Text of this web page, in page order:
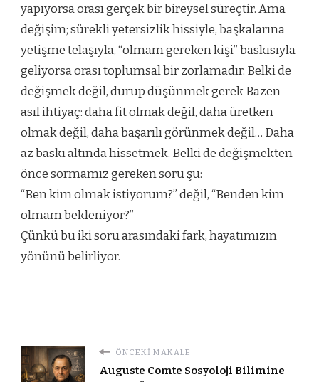
yapıyorsa orası gerçek bir bireysel süreçtir. Ama
değişim; sürekli yetersizlik hissiyle, başkalarına
yetişme telaşıyla, “olmam gereken kişi” baskısıyla
geliyorsa orası toplumsal bir zorlamadır. Belki de
değişmek değil, durup düşünmek gerek Bazen
asıl ihtiyaç: daha fit olmak değil, daha üretken
olmak değil, daha başarılı görünmek değil… Daha
az baskı altında hissetmek. Belki de değişmekten
önce sormamız gereken soru şu:
“Ben kim olmak istiyorum?” değil, “Benden kim
olmam bekleniyor?”
Çünkü bu iki soru arasındaki fark, hayatımızın
yönünü belirliyor.
ÖNCEKI MAKALE
Auguste Comte Sosyoloji Bilimine